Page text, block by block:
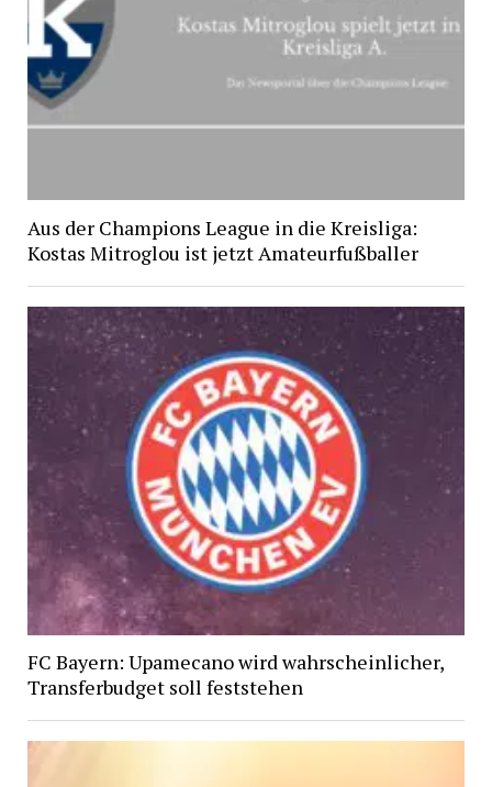
Aus der Champions League in die Kreisliga:
Kostas Mitroglou ist jetzt Amateurfußballer
FC Bayern: Upamecano wird wahrscheinlicher,
Transferbudget soll feststehen